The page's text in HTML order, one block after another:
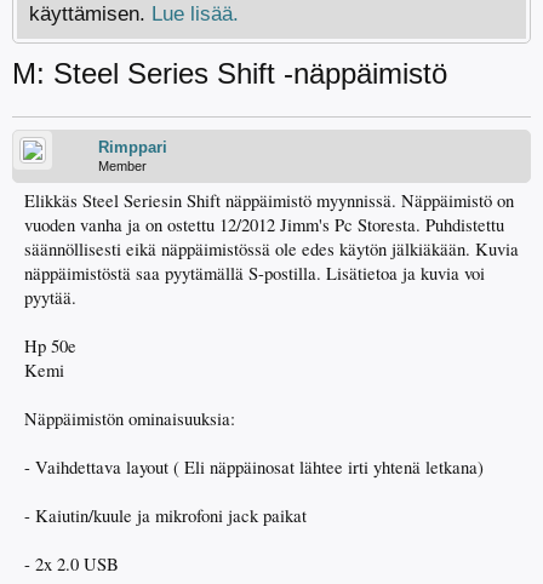
käyttämisen. Lue lisää.
M: Steel Series Shift -näppäimistö
Rimppari
Member
Elikkäs Steel Seriesin Shift näppäimistö myynnissä. Näppäimistö on
vuoden vanha ja on ostettu 12/2012 Jimm's Pc Storesta. Puhdistettu
säännöllisesti eikä näppäimistössä ole edes käytön jälkiäkään. Kuvia
näppäimistöstä saa pyytämällä S-postilla. Lisätietoa ja kuvia voi
pyytää.
Hp 50e
Kemi
Näppäimistön ominaisuuksia:
- Vaihdettava layout ( Eli näppäinosat lähtee irti yhtenä letkana)
- Kaiutin/kuule ja mikrofoni jack paikat
- 2x 2.0 USB